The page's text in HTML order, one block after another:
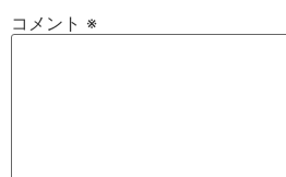
コメント ※